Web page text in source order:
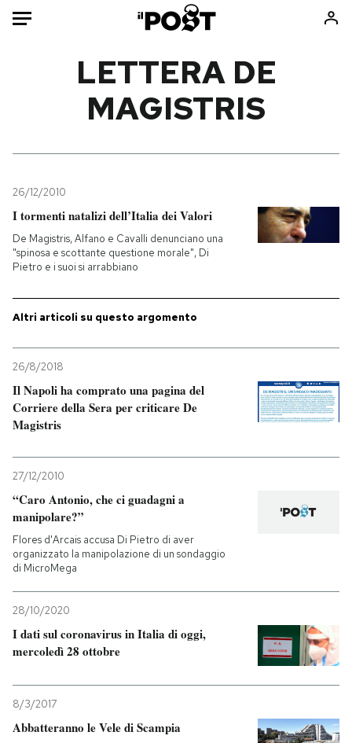
Mondo
Tecnologia
Internet
Scienza
Cultura
Sport
Libri
Ok Boomer!
Media
PODCAST
NEWSLETTER
SHOP
CALENDARIO
AREA PERSONALE
LETTERA DE
MAGISTRIS
26/12/2010
I tormenti natalizi dell’Italia dei Valori
De Magistris, Alfano e Cavalli denunciano una
"spinosa e scottante questione morale", Di
Pietro e i suoi si arrabbiano
Altri articoli su questo argomento
26/8/2018
Il Napoli ha comprato una pagina del
Corriere della Sera per criticare De
Magistris
27/12/2010
“Caro Antonio, che ci guadagni a
manipolare?”
Flores d'Arcais accusa Di Pietro di aver
organizzato la manipolazione di un sondaggio
di MicroMega
28/10/2020
I dati sul coronavirus in Italia di oggi,
mercoledì 28 ottobre
8/3/2017
Abbatteranno le Vele di Scampia